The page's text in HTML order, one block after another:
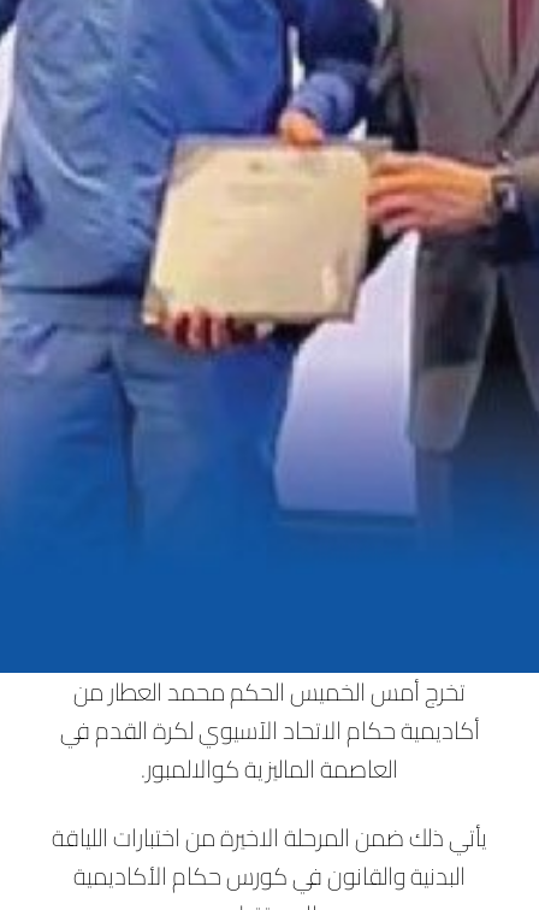
‏تخرج أمس الخميس الحكم محمد العطار من
أكاديمية حكام الاتحاد الآسيوي لكرة القدم في
العاصمة الماليزية كوالالمبور.
يأتي ذلك ضمن المرحلة الاخيرة من اختبارات اللياقة
البدنية والقانون في كورس حكام الأكاديمية